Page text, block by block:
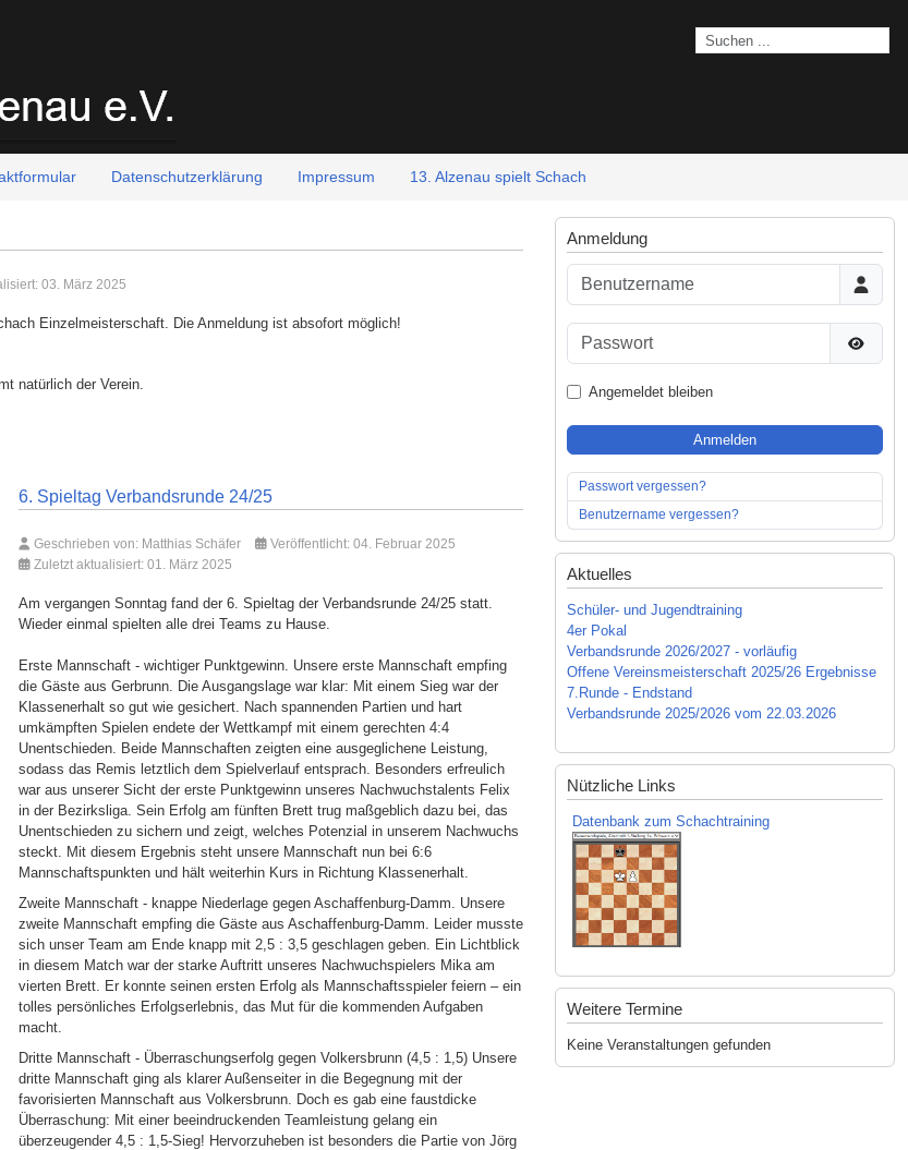
Datenschutzerklärung Impressum 13. Alzenau spielt Schach
03. März 2025
Einzelmeisterschaft. Die Anmeldung ist absofort möglich!
natürlich der Verein.
6. Spieltag Verbandsrunde 24/25
Geschrieben von: Matthias Schäfer
Veröffentlicht: 04. Februar 2025
Zuletzt aktualisiert: 01. März 2025
Am vergangen Sonntag fand der 6. Spieltag der Verbandsrunde 24/25 statt.
Wieder einmal spielten alle drei Teams zu Hause.
Erste Mannschaft - wichtiger Punktgewinn. Unsere erste Mannschaft empfing
die Gäste aus Gerbrunn. Die Ausgangslage war klar: Mit einem Sieg war der
Klassenerhalt so gut wie gesichert. Nach spannenden Partien und hart
umkämpften Spielen endete der Wettkampf mit einem gerechten 4:4
Unentschieden. Beide Mannschaften zeigten eine ausgeglichene Leistung,
sodass das Remis letztlich dem Spielverlauf entsprach. Besonders erfreulich
war aus unserer Sicht der erste Punktgewinn unseres Nachwuchstalents Felix
in der Bezirksliga. Sein Erfolg am fünften Brett trug maßgeblich dazu bei, das
Unentschieden zu sichern und zeigt, welches Potenzial in unserem Nachwuchs
steckt. Mit diesem Ergebnis steht unsere Mannschaft nun bei 6:6
Mannschaftspunkten und hält weiterhin Kurs in Richtung Klassenerhalt.
Zweite Mannschaft - knappe Niederlage gegen Aschaffenburg-Damm. Unsere
zweite Mannschaft empfing die Gäste aus Aschaffenburg-Damm. Leider musste
sich unser Team am Ende knapp mit 2,5 : 3,5 geschlagen geben. Ein Lichtblick
in diesem Match war der starke Auftritt unseres Nachwuchspielers Mika am
vierten Brett. Er konnte seinen ersten Erfolg als Mannschaftsspieler feiern – ein
tolles persönliches Erfolgserlebnis, das Mut für die kommenden Aufgaben
macht.
Dritte Mannschaft - Überraschungserfolg gegen Volkersbrunn (4,5 : 1,5) Unsere
dritte Mannschaft ging als klarer Außenseiter in die Begegnung mit der
favorisierten Mannschaft aus Volkersbrunn. Doch es gab eine faustdicke
Überraschung: Mit einer beeindruckenden Teamleistung gelang ein
überzeugender 4,5 : 1,5-Sieg! Hervorzuheben ist besonders die Partie von Jörg
Anmeldung
Benutzername
Passwort
Angemeldet bleiben
Anmelden
Passwort vergessen?
Benutzername vergessen?
Aktuelles
Schüler- und Jugendtraining
4er Pokal
Verbandsrunde 2026/2027 - vorläufig
Offene Vereinsmeisterschaft 2025/26 Ergebnisse
7.Runde - Endstand
Verbandsrunde 2025/2026 vom 22.03.2026
Nützliche Links
Datenbank zum Schachtraining
Weitere Termine
Keine Veranstaltungen gefunden